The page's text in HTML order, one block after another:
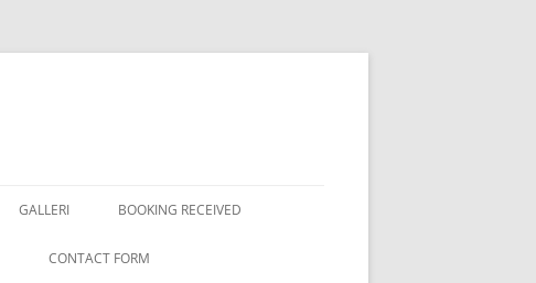
GALLERI BOOKING RECEIVED
CONTACT FORM